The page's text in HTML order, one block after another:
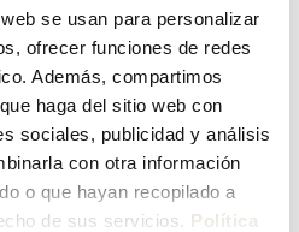
se usan para personalizar
ofrecer funciones de redes
Además, compartimos
haga del sitio web con
sociales, publicidad y análisis
con otra información
o que hayan recopilado a
de sus servicios. Política